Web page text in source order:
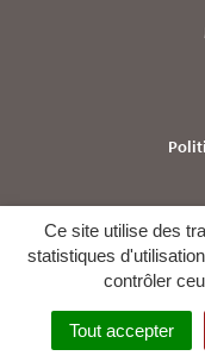
Ce site utilise des
statistiques
contrôler
Tout accepter